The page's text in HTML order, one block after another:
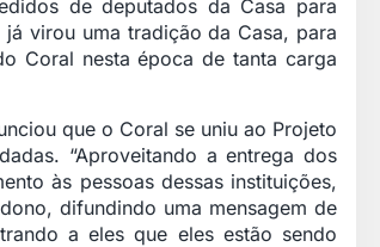
de deputados da Casa para
virou uma tradição da Casa, para
Coral nesta época de tanta carga
que o Coral se uniu ao Projeto
“Aproveitando a entrega dos
às pessoas dessas instituições,
difundindo uma mensagem de
a eles que eles estão sendo